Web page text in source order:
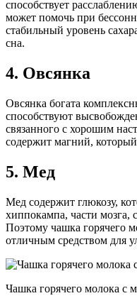
способствует
может помочь при
стабильный уровень
сна.
4. Овсянка
Овсянка богата
способствуют
связанного с хорошим
содержит магний, который
5. Мед
Мед содержит глюкозу,
хиппокампа, части мозга,
Поэтому чашка горячего
отличным средством для
Чашка горячего молока с